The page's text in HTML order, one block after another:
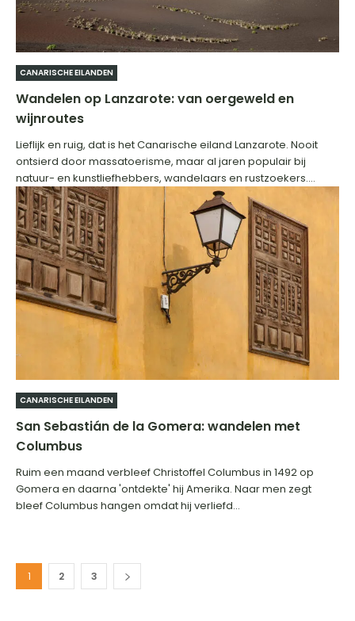
CANARISCHE EILANDEN
Wandelen op Lanzarote: van oergeweld en
wijnroutes
Lieflijk en ruig, dat is het Canarische eiland Lanzarote. Nooit
ontsierd door massatoerisme, maar al jaren populair bij
natuur- en kunstliefhebbers, wandelaars en rustzoekers....
CANARISCHE EILANDEN
San Sebastián de la Gomera: wandelen met
Columbus
Ruim een maand verbleef Christoffel Columbus in 1492 op
Gomera en daarna 'ontdekte' hij Amerika. Naar men zegt
bleef Columbus hangen omdat hij verliefd...
1 2 3